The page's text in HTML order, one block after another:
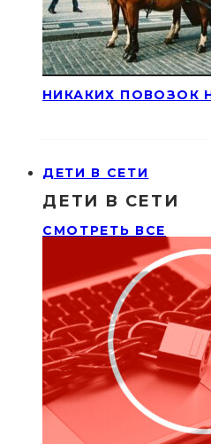
НИКАКИХ ПОВОЗОК
ДЕТИ В СЕТИ
ДЕТИ В СЕТИ
СМОТРЕТЬ ВСЕ